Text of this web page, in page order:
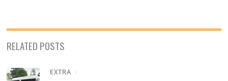
RELATED POSTS
EXTRA /